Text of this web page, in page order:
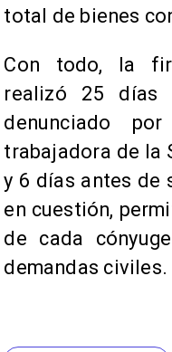
total de bienes
Con todo, la
realizó 25 días
denunciado
trabajadora de la
y 6 días antes de
en cuestión,
de cada
demandas civiles.